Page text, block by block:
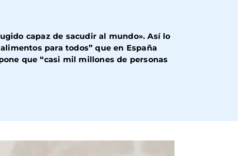
capaz de sacudir al mundo». Así lo
para todos” que en España
que “casi mil millones de personas